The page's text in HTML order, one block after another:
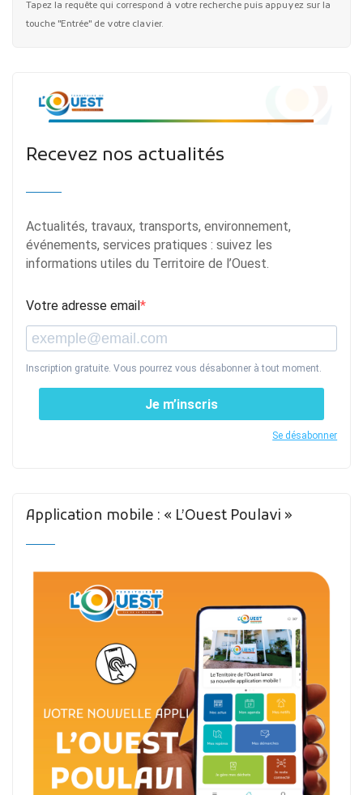
Tapez la requête qui correspond à votre recherche puis appuyez sur la
touche "Entrée" de votre clavier.
Recevez nos actualités
Actualités, travaux, transports, environnement,
événements, services pratiques : suivez les
informations utiles du Territoire de l’Ouest.
Votre adresse email
Inscription gratuite. Vous pourrez vous désabonner à tout moment.
Je m’inscris
Se désabonner
Application mobile : « L’Ouest Poulavi »